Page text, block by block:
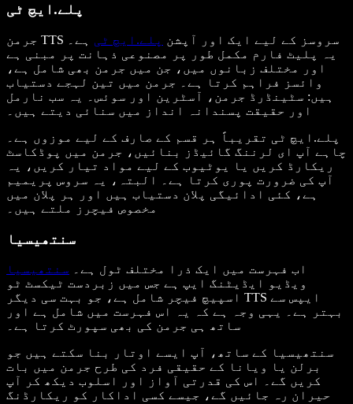
پلے.ایچ ٹی
جرمن TTS سروسز کے لیے ایک اور آپشن پلے.ایچ ٹی ہے۔
یہ پلیٹ فارم مکمل طور پر مصنوعی ذہانت پر مبنی ہے
اور مختلف زبانوں میں، جن میں جرمن بھی شامل ہے،
وائسز فراہم کرتا ہے۔ جرمن میں تین لہجے دستیاب
ہیں: سٹینڈرڈ جرمن، آسٹرین اور سوئس۔ یہ سب نارمل
اور حقیقت پسندانہ انداز میں سنائی دیتے ہیں۔
پلے.ایچ ٹی تقریباً ہر قسم کے صارف کے لیے موزوں ہے۔
چاہے آپ ای لرننگ گائیڈز بنائیں، جرمن میں پوڈکاسٹ
ریکارڈ کریں یا یوٹیوب کے لیے مواد تیار کریں، یہ
آپ کی ضرورت پوری کرتا ہے۔ البتہ، یہ سروس پریمیم
ہے، کئی ادائیگی پلان دستیاب ہیں اور ہر پلان میں
مخصوص فیچرز ملتے ہیں۔
سنتھیسیا
اب فہرست میں ایک ذرا مختلف ٹول ہے۔ سنتھیسیا
ویڈیو ایڈیٹنگ ایپ ہے جس میں زبردست ٹیکسٹ ٹو
اسپیچ فیچر شامل ہے، جو بہت سی دیگر TTS ایپس سے
بہتر ہے۔ یہی وجہ ہے کہ یہ اس فہرست میں شامل ہے اور
ساتھ ہی جرمن کی بھی سپورٹ کرتا ہے۔
سنتھیسیا کے ساتھ، آپ ایسے اوتار بنا سکتے ہیں جو
برلن یا ویانا کے حقیقی فرد کی طرح جرمن میں بات
کریں گے۔ اس کی قدرتی آواز اور اسلوب دیکھ کر آپ
حیران رہ جائیں گے، جیسے کسی اداکار کو ریکارڈنگ